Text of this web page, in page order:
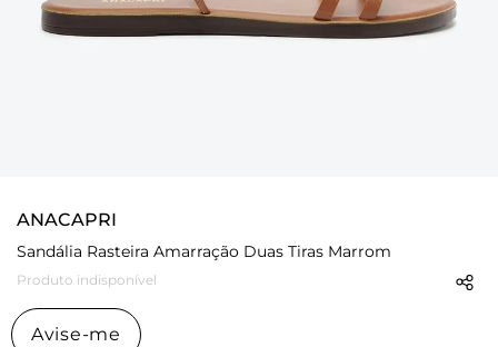
ANACAPRI
Sandália Rasteira Amarração Duas Tiras Marrom
Produto indisponível
Avise-me